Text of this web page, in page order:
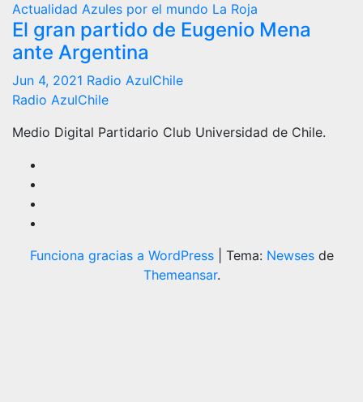
Actualidad Azules por el mundo La Roja
El gran partido de Eugenio Mena
ante Argentina
Jun 4, 2021 Radio AzulChile
Radio AzulChile
Medio Digital Partidario Club Universidad de Chile.
Funciona gracias a WordPress Tema: Newsesde
Themeansar.